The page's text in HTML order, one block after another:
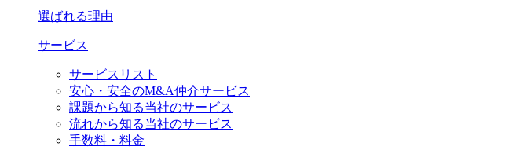
選ばれる理由
サービス
サービスリスト
安心・安全のM&A仲介サービス
課題から知る当社のサービス
流れから知る当社のサービス
手数料・料金